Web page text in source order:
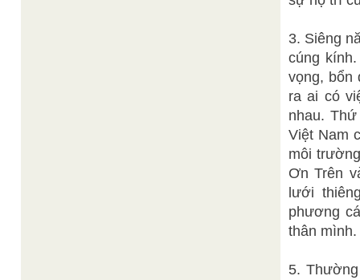
3. Siêng
cúng
vọng, bổn
ra ai có
nhau.
Việt Nam
môi
Ơn Trên
lưới
phương
thân mình.
5.